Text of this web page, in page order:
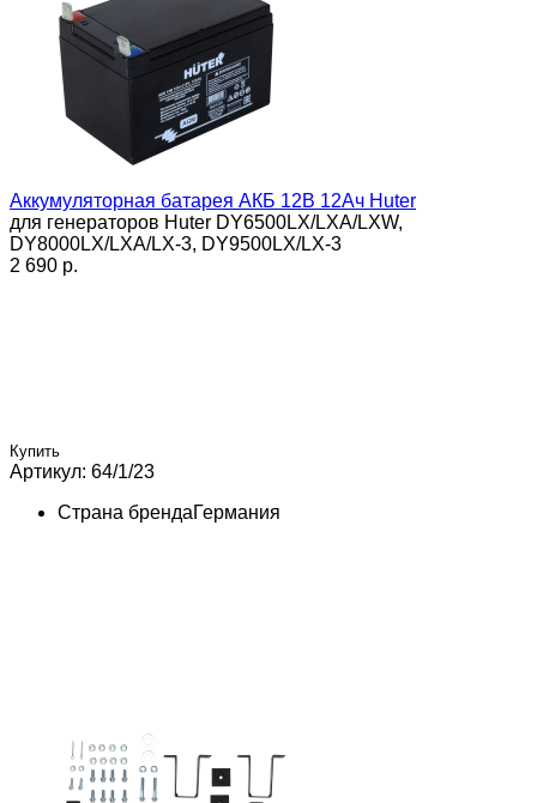
Аккумуляторная батарея АКБ 12В 12Ач Huter
для генераторов Huter DY6500LX/LXA/LXW,
DY8000LX/LXA/LX-3, DY9500LX/LX-3
2 690 p.
Купить
Артикул: 64/1/23
Страна брендаГермания